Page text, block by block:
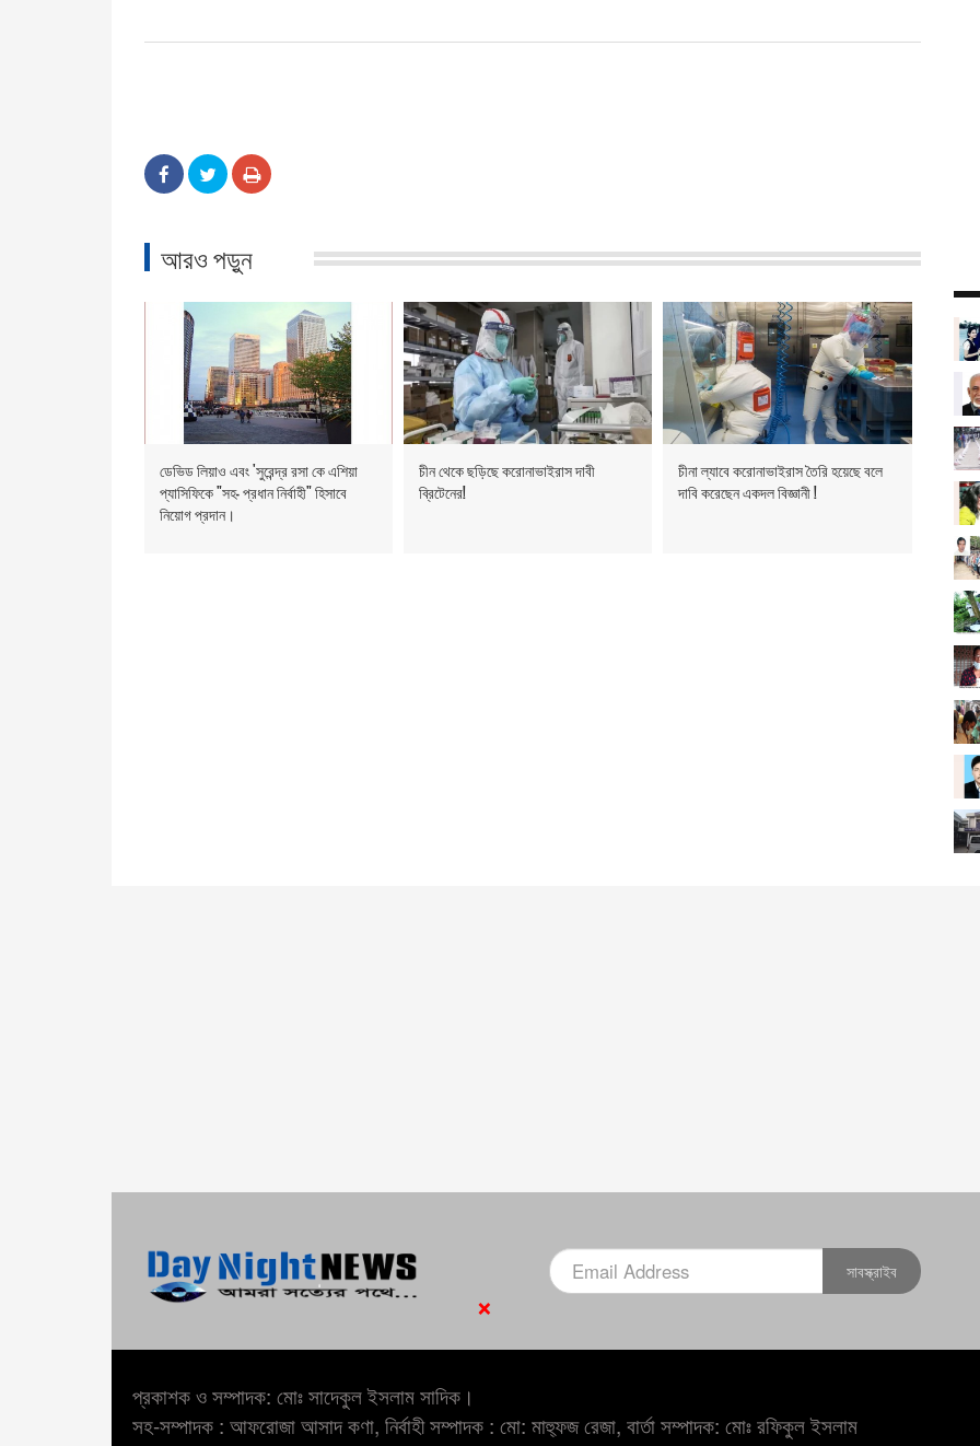
আরও পড়ুন
ডেভিড লিয়াও এবং 'সুরেন্দ্র রসা কে এশিয়া
প্যাসিফিকে "সহ- প্রধান নির্বাহী" হিসাবে
নিয়োগ প্রদান।
চীন থেকে ছড়িছে করোনাভাইরাস দাবী
ব্রিটেনের!
চীনা ল্যাবে করোনাভাইরাস তৈরি হয়েছে বলে
দাবি করেছেন একদল বিজ্ঞানী !
×
সাবস্ক্রাইব
প্রকাশক ও সম্পাদক: মোঃ সাদেকুল ইসলাম সাদিক।
সহ-সম্পাদক : আফরোজা আসাদ কণা, নির্বাহী সম্পাদক : মো: মাহ্ফুজ রেজা, বার্তা সম্পাদক: মোঃ রফিকুল ইসলাম